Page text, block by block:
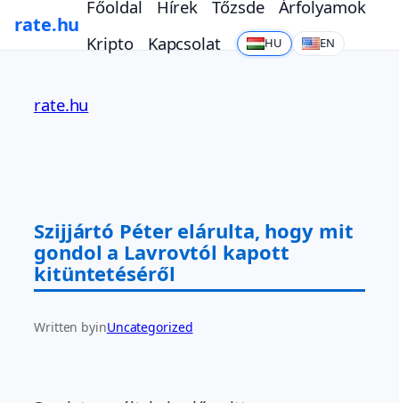
rate.hu
Főoldal Hírek Tőzsde
Árfolyamok
Kripto
Kapcsolat HU EN
tartalomhoz
rate.hu
Szijjártó Péter elárulta, hogy mit
gondol a Lavrovtól kapott
kitüntetéséről
Written byinUncategorized